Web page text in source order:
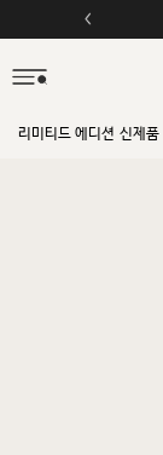
리미티드 에디션 신제품